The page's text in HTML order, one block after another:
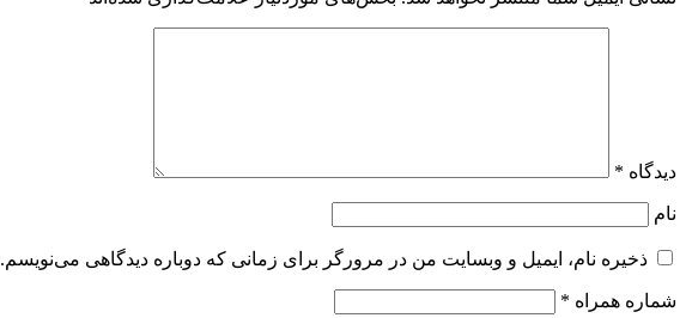
دیدگاه *
نام
ذخیره نام، ایمیل و وبسایت من در مرورگر برای زمانی که دوباره دیدگاهی می‌نویسم.
شماره همراه *